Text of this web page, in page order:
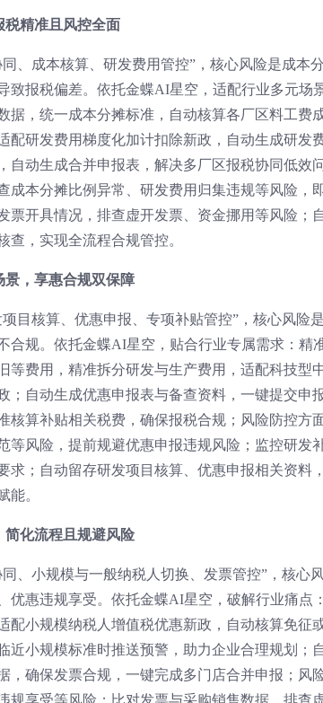
税精准且风控全面
、成本核算、研发费用管控”，核心风险是成本
致报税偏差。依托金蝶AI星空，适配行业多元场
据，统一成本分摊标准，自动核算各厂区料工费
配研发费用梯度化加计扣除新政，自动生成研发
自动生成合并申报表，解决多厂区报税协同低效
成本分摊比例异常、研发费用归集违规等风险，
票开具情况，排查虚开发票、资金挪用等风险；
，实现全流程合规管控。
景，享惠合规双保障
目核算、优惠申报、专项补贴管控”，核心风险
合规。依托金蝶AI星空，贴合行业专属需求：精
等费用，精准拆分研发与生产费用，适配科技型
；自动生成优惠申报表与备查资料，一键提交申
核算补贴相关税费，确保报税合规；风险防控方
等风险，提前规避优惠申报违规风险；监控研发
求；自动留存研发项目核算、优惠申报相关资料
能。
简化流程且规避风险
、小规模与一般纳税人切换、发票管控”，核心
优惠违规享受。依托金蝶AI星空，破解行业痛点
配小规模纳税人增值税优惠新政，自动核算免征
近小规模标准时推送预警，助力企业合理规划；
，确保发票合规，一键完成多门店合并申报；风
规享受等风险；比对发票与采购销售数据，排查